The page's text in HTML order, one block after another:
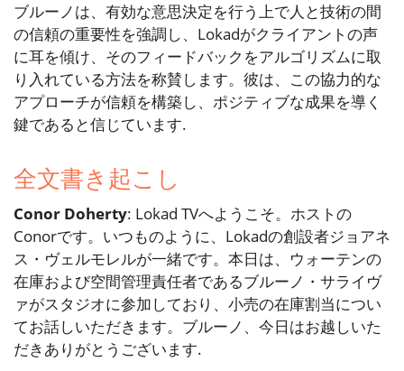
ブルーノは、有効な意思決定を行う上で人と技術の間
の信頼の重要性を強調し、Lokadがクライアントの声
に耳を傾け、そのフィードバックをアルゴリズムに取
り入れている方法を称賛します。彼は、この協力的な
アプローチが信頼を構築し、ポジティブな成果を導く
鍵であると信じています.
全文書き起こし
Conor Doherty: Lokad TVへようこそ。ホストの
Conorです。いつものように、Lokadの創設者ジョアネ
ス・ヴェルモレルが一緒です。本日は、ウォーテンの
在庫および空間管理責任者であるブルーノ・サライヴ
ァがスタジオに参加しており、小売の在庫割当につい
てお話しいただきます。ブルーノ、今日はお越しいた
だきありがとうございます.